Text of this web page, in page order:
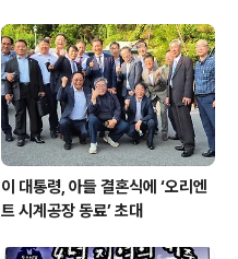
이 대통령, 아들 결혼식에 ‘오리엔
트 시계공장 동료’ 초대